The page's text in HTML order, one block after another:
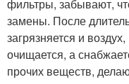
фильтры, забывают,
замены. После
загрязняется и
очищается, а
прочих веществ,